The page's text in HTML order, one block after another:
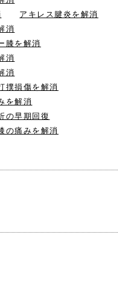
アキレス腱炎を解消
消
膝を解消
消
消
撲損傷を解消
を解消
の早期回復
の痛みを解消